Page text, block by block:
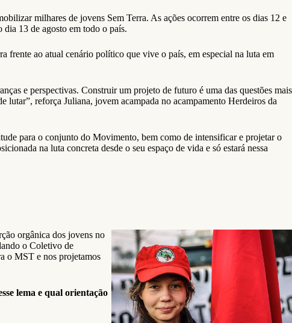
milhares de jovens Sem Terra. As ações ocorrem entre os dias 12 e
dia 13 de agosto em todo o país.
frente ao atual cenário político que vive o país, em especial na luta em
e perspectivas. Construir um projeto de futuro é uma das questões mais
lutar”, reforça Juliana, jovem acampada no acampamento Herdeiros da
para o conjunto do Movimento, bem como de intensificar e projetar o
na luta concreta desde o seu espaço de vida e só estará nessa
orgânica dos jovens no
o Coletivo de
o MST e nos projetamos
lema e qual orientação